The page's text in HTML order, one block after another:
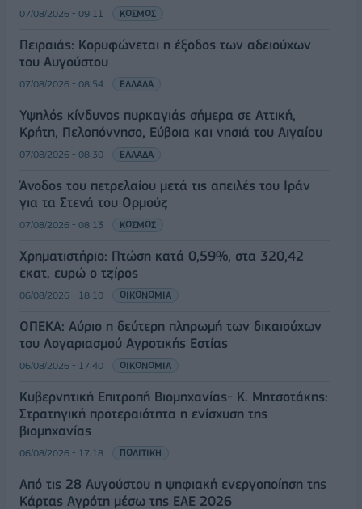
07/08/2026 - 09:11 ΚΟΣΜΟΣ
Πειραιάς: Κορυφώνεται η έξοδος των αδειούχων
του Αυγούστου
07/08/2026 - 08:54 ΕΛΛΑΔΑ
Υψηλός κίνδυνος πυρκαγιάς σήμερα σε Αττική,
Κρήτη, Πελοπόννησο, Εύβοια και νησιά του Αιγαίου
07/08/2026 - 08:30 ΕΛΛΑΔΑ
Άνοδος του πετρελαίου μετά τις απειλές του Ιράν
για τα Στενά του Ορμούζ
07/08/2026 - 08:13 ΚΟΣΜΟΣ
Χρηματιστήριο: Πτώση κατά 0,59%, στα 320,42
εκατ. ευρώ ο τζίρος
06/08/2026 - 18:10 ΟΙΚΟΝΟΜΙΑ
ΟΠΕΚΑ: Αύριο η δεύτερη πληρωμή των δικαιούχων
του Λογαριασμού Αγροτικής Εστίας
06/08/2026 - 17:40 ΟΙΚΟΝΟΜΙΑ
Κυβερνητική Επιτροπή Βιομηχανίας- Κ. Μητσοτάκης:
Στρατηγική προτεραιότητα η ενίσχυση της
βιομηχανίας
06/08/2026 - 17:18 ΠΟΛΙΤΙΚΗ
Από τις 28 Αυγούστου η ψηφιακή ενεργοποίηση της
Κάρτας Αγρότη μέσω της ΕΑΕ 2026